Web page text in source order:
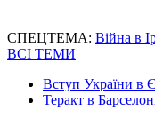
СПЕЦТЕМА: Війна в
ВСІ ТЕМИ
Вступ України в
Теракт в